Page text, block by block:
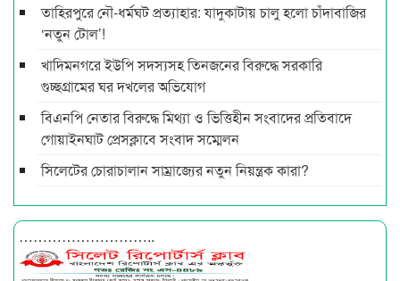
তাহিরপুরে নৌ-ধর্মঘট প্রত্যাহার: যাদুকাটায় চালু হলো চাঁদাবাজির
‘নতুন টোল’!
খাদিমনগরে ইউপি সদস্যসহ তিনজনের বিরুদ্ধে সরকারি
গুচ্ছগ্রামের ঘর দখলের অভিযোগ
বিএনপি নেতার বিরুদ্ধে মিথ্যা ও ভিত্তিহীন সংবাদের প্রতিবাদে
গোয়াইনঘাট প্রেসক্লাবে সংবাদ সম্মেলন
সিলেটের চোরাচালান সাম্রাজ্যের নতুন নিয়ন্ত্রক কারা?
………………………..